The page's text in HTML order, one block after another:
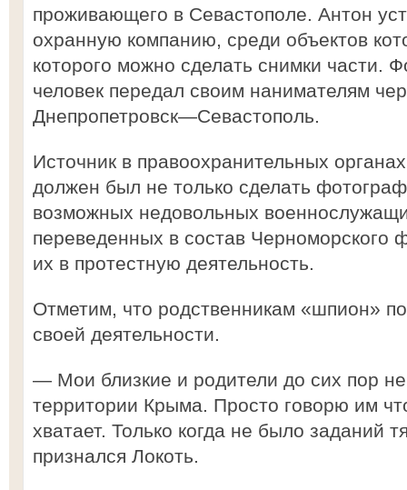
проживающего в Севастополе. Антон
охранную компанию, среди объектов
которого можно сделать снимки части.
человек передал своим нанимателям
Днепропетровск—Севастополь.
Источник в правоохранительных
должен был не только сделать
возможных недовольных
переведенных в состав Черноморского
их в протестную деятельность.
Отметим, что родственникам «шпион»
своей деятельности.
— Мои близкие и родители до сих пор
территории Крыма. Просто говорю им
хватает. Только когда не было заданий
признался Локоть.